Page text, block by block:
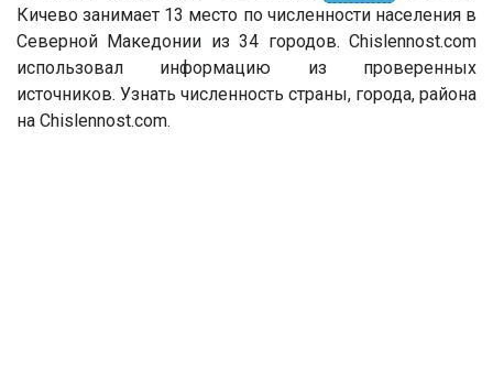
Кичево занимает 13 место по численности населения в
Северной Македонии из 34 городов. Chislennost.com
использовал информацию из проверенных
источников. Узнать численность страны, города, района
на Chislennost.com.